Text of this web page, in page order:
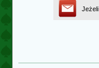
Jeżeli